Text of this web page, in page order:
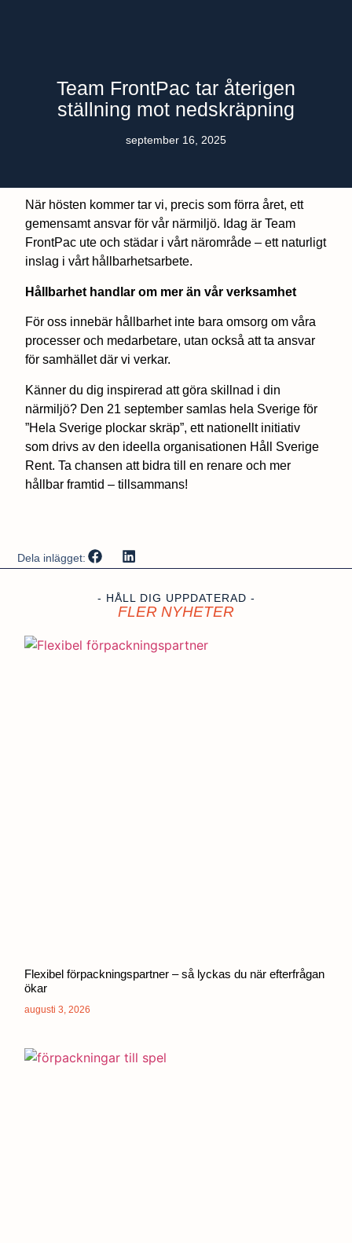
Team FrontPac tar återigen
ställning mot nedskräpning
september 16, 2025
När hösten kommer tar vi, precis som förra året, ett
gemensamt ansvar för vår närmiljö. Idag är Team
FrontPac ute och städar i vårt närområde – ett naturligt
inslag i vårt hållbarhetsarbete.
Hållbarhet handlar om mer än vår verksamhet
För oss innebär hållbarhet inte bara omsorg om våra
processer och medarbetare, utan också att ta ansvar
för samhället där vi verkar.
Känner du dig inspirerad att göra skillnad i din
närmiljö? Den 21 september samlas hela Sverige för
”Hela Sverige plockar skräp”, ett nationellt initiativ
som drivs av den ideella organisationen Håll Sverige
Rent. Ta chansen att bidra till en renare och mer
hållbar framtid – tillsammans!
Dela inlägget:
- HÅLL DIG UPPDATERAD -
FLER NYHETER
Flexibel förpackningspartner – så lyckas du när efterfrågan
ökar
augusti 3, 2026